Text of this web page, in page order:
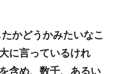
かどうかみたいなこ
に言っているけれ
含め、数千、あるい